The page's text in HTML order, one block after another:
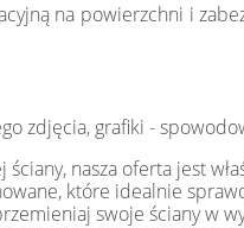
na powierzchni i
zdjęcia, grafiki -
nasza oferta jest
które idealnie
swoje ściany w